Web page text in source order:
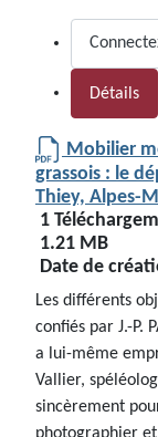
Détails
Mobilier
grassois : le
Thiey, Alpes-
1
1.21 MB
Date de
Les différents
confiés par J.-P.
a lui-même
Vallier,
sincèrement